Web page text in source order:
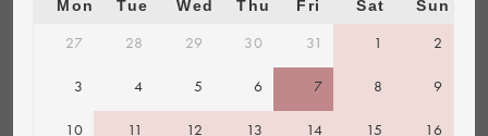
Mon Tue Wed Thu Fri Sat Sun
27 28 29 30 31 1 2
3 4 5 6 7 8 9
10 11 12 13 14 15 16